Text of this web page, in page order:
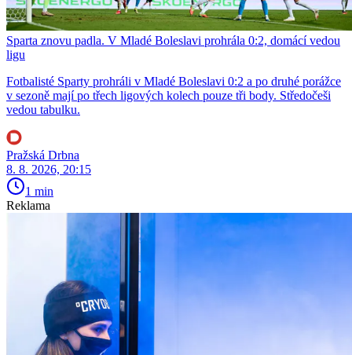
Sparta znovu padla. V Mladé Boleslavi prohrála 0:2, domácí vedou
ligu
Fotbalisté Sparty prohráli v Mladé Boleslavi 0:2 a po druhé porážce
v sezoně mají po třech ligových kolech pouze tři body. Středočeši
vedou tabulku.
Pražská Drbna
8. 8. 2026, 20:15
1 min
Reklama